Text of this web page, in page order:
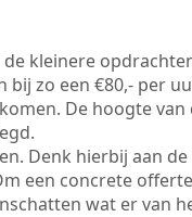
kleinere
zo een €80,- per
De hoogte
Denk hierbij aan
een concrete
wat er van